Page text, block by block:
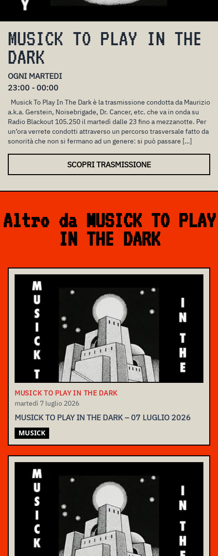
MUSICK TO PLAY IN THE
DARK
OGNI MARTEDI
23:00 - 00:00
Musick To Play In The Dark è la trasmissione condotta da Maurizio
a.k.a. Gerstein, Noisebrigade, Dr. Cancer, etc. che va in onda su
Radio Blackout 105.250 il martedì dalle 23 fino a mezzanotte. Per
un’ora verrete condotti attraverso un percorso trasversale fatto da
sonorità che non si fermano ad un genere: si può passare […]
SCOPRI TRASMISSIONE
Altro da MUSICK TO PLAY
IN THE DARK
MUSICK TO PLAY IN THE DARK
martedì 7 luglio 2026
MUSICK TO PLAY IN THE DARK – 07 LUGLIO 2026
MUSICK